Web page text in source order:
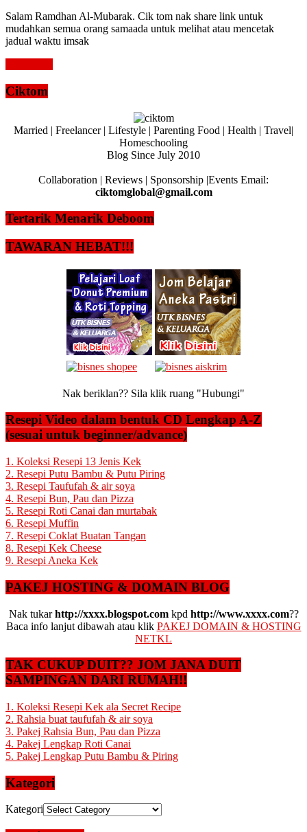
Salam Ramdhan Al-Mubarak. Cik tom nak share link untuk
mudahkan semua orang samaada untuk melihat atau mencetak
jadual waktu imsak
Ciktom
Married | Freelancer | Lifestyle | Parenting Food | Health | Travel|
Homeschooling
Blog Since July 2010
Collaboration | Reviews | Sponsorship |Events Email:
ciktomglobal@gmail.com
Tertarik Menarik Deboom
TAWARAN HEBAT!!!
Nak beriklan?? Sila klik ruang "Hubungi"
Resepi Video dalam bentuk CD Lengkap A-Z
(sesuai untuk beginner/advance)
1. Koleksi Resepi 13 Jenis Kek
2. Resepi Putu Bambu & Putu Piring
3. Resepi Taufufah & air soya
4. Resepi Bun, Pau dan Pizza
5. Resepi Roti Canai dan murtabak
6. Resepi Muffin
7. Resepi Coklat Buatan Tangan
8. Resepi Kek Cheese
9. Resepi Aneka Kek
PAKEJ HOSTING & DOMAIN BLOG
Nak tukarhttp://xxxx.blogspot.comkpd http://www.xxxx.com??
Baca info lanjut dibawah atau klik PAKEJ DOMAIN & HOSTING
NETKL
TAK CUKUP DUIT?? JOM JANA DUIT
SAMPINGAN DARI RUMAH!!
1. Koleksi Resepi Kek ala Secret Recipe
2. Rahsia buat taufufah & air soya
3. Pakej Rahsia Bun, Pau dan Pizza
4. Pakej Lengkap Roti Canai
5. Pakej Lengkap Putu Bambu & Piring
Kategori
Kategori